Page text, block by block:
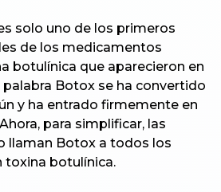
solo uno de los primeros
de los medicamentos
botulínica que aparecieron en
palabra Botox se ha convertido
y ha entrado firmemente en
para simplificar, las
llaman Botox a todos los
toxina botulínica.